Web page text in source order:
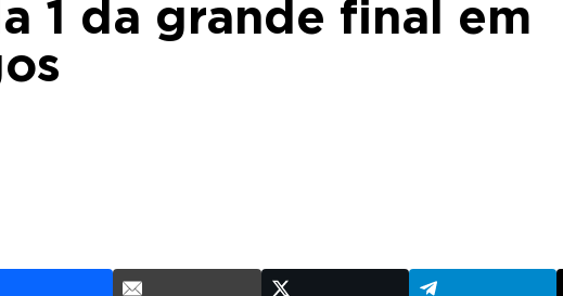
1 da grande final em